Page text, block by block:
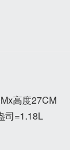
高度27CM
司=1.18L